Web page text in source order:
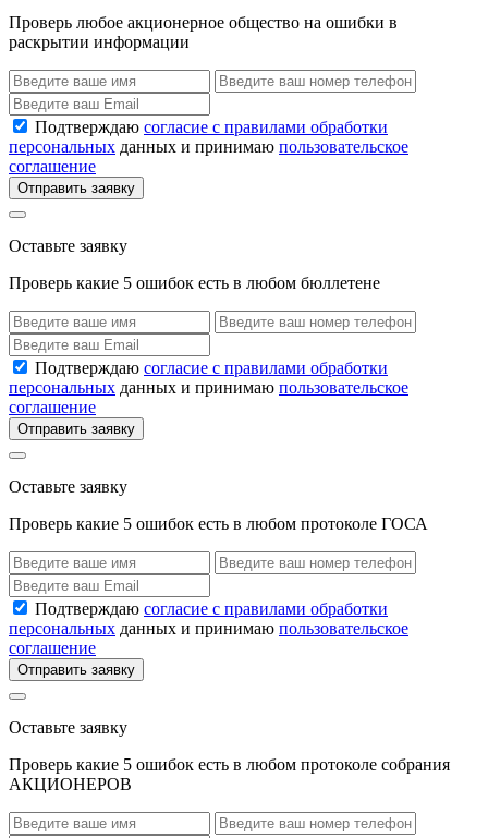
Проверь любое акционерное общество на ошибки в
раскрытии информации
Подтверждаю согласие с правилами обработки
персональных данных и принимаю пользовательское
соглашение
Отправить заявку
Оставьте заявку
Проверь какие 5 ошибок есть в любом бюллетене
Подтверждаю согласие с правилами обработки
персональных данных и принимаю пользовательское
соглашение
Отправить заявку
Оставьте заявку
Проверь какие 5 ошибок есть в любом протоколе ГОСА
Подтверждаю согласие с правилами обработки
персональных данных и принимаю пользовательское
соглашение
Отправить заявку
Оставьте заявку
Проверь какие 5 ошибок есть в любом протоколе собрания
АКЦИОНЕРОВ